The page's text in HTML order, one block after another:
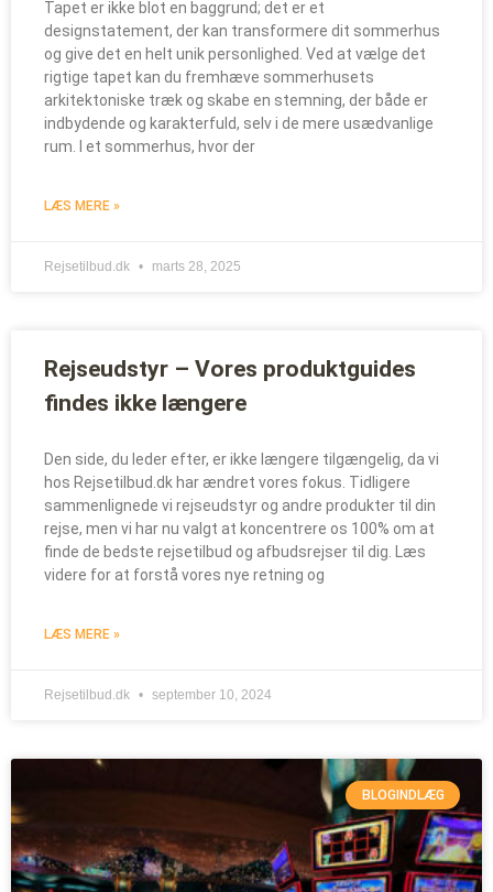
Tapet er ikke blot en baggrund; det er et
designstatement, der kan transformere dit sommerhus
og give det en helt unik personlighed. Ved at vælge det
rigtige tapet kan du fremhæve sommerhusets
arkitektoniske træk og skabe en stemning, der både er
indbydende og karakterfuld, selv i de mere usædvanlige
rum. I et sommerhus, hvor der
LÆS MERE »
Rejsetilbud.dk marts 28, 2025
Rejseudstyr – Vores produktguides
findes ikke længere
Den side, du leder efter, er ikke længere tilgængelig, da vi
hos Rejsetilbud.dk har ændret vores fokus. Tidligere
sammenlignede vi rejseudstyr og andre produkter til din
rejse, men vi har nu valgt at koncentrere os 100% om at
finde de bedste rejsetilbud og afbudsrejser til dig. Læs
videre for at forstå vores nye retning og
LÆS MERE »
Rejsetilbud.dk september 10, 2024
BLOGINDLÆG